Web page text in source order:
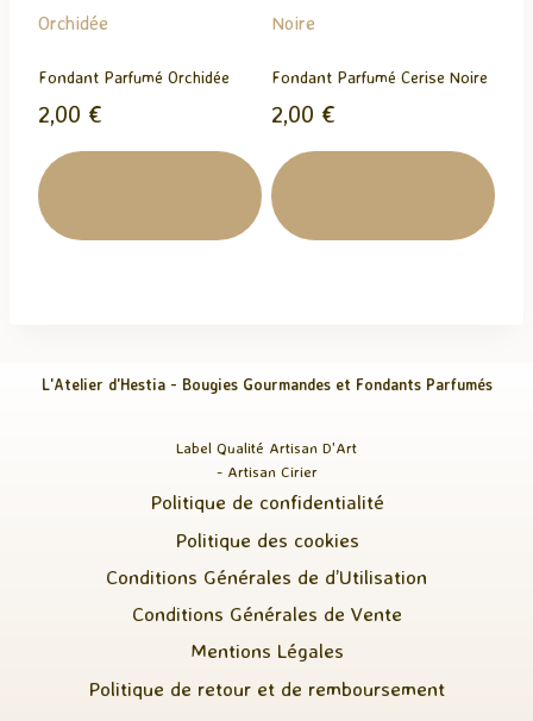
Fondant Parfumé Orchidée
2,00 €
Fondant Parfumé Cerise Noire
2,00 €
L'Atelier d'Hestia - Bougies Gourmandes et Fondants Parfumés
Label Qualité Artisan D'Art
- Artisan Cirier
Politique de confidentialité
Politique des cookies
Conditions Générales de d’Utilisation
Conditions Générales de Vente
Mentions Légales
Politique de retour et de remboursement